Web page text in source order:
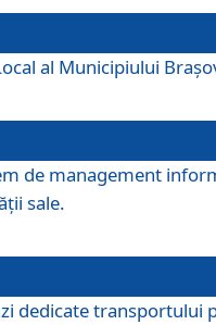
al Municipiului
de management
sale.
dedicate transportului